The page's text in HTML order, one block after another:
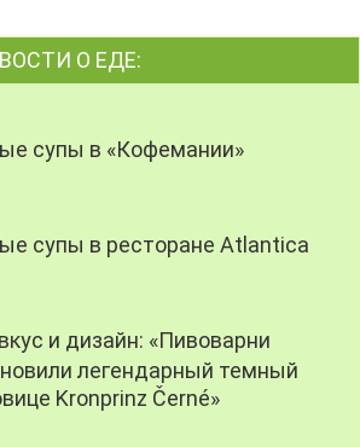
О ЕДЕ:
супы в «Кофемании»
супы в ресторане Atlantica
и дизайн: «Пивоварни
легендарный темный
Kronprinz Černé»